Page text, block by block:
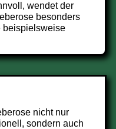
wendet der
besonders
beispielsweise
nicht nur
sondern auch